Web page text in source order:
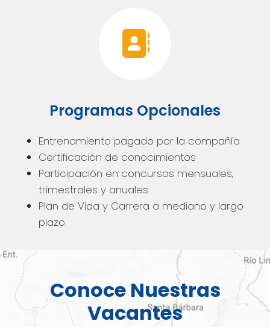
Programas Opcionales
Entrenamiento pagado por la compañía
Certificación de conocimientos
Participación en concursos mensuales,
trimestrales y anuales
Plan de Vida y Carrera a mediano y largo
plazo
Conoce Nuestras
Vacantes